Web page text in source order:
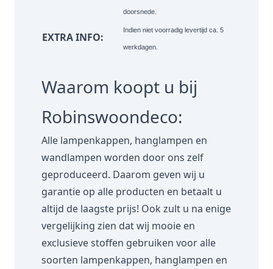
doorsnede.
EXTRA INFO:
Indien niet voorradig levertijd ca. 5
werkdagen.
Waarom koopt u bij
Robinswoondeco:
Alle lampenkappen, hanglampen en
wandlampen worden door ons zelf
geproduceerd. Daarom geven wij u
garantie op alle producten en betaalt u
altijd de laagste prijs! Ook zult u na enige
vergelijking zien dat wij mooie en
exclusieve stoffen gebruiken voor alle
soorten lampenkappen, hanglampen en